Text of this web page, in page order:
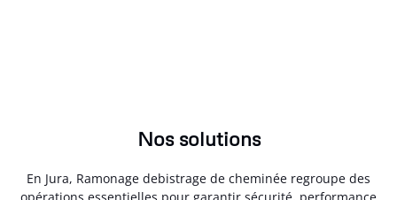
Nos solutions
En Jura, Ramonage debistrage de cheminée regroupe des